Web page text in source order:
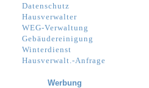
Datenschutz
Hausverwalter
WEG-Verwaltung
Gebäudereinigung
Winterdienst
Hausverwalt.-Anfrage
Werbung